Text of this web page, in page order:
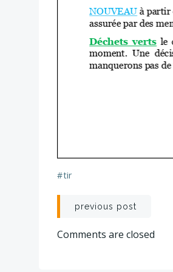
#tir
Post
navigation
previous post
Comments are closed